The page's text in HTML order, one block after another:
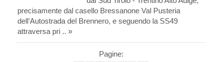
precisamente dal casello Bressanone Val Pusteria
dell'Autostrada del Brennero, e seguendo la SS49
attraversa pri .. »
Pagine: